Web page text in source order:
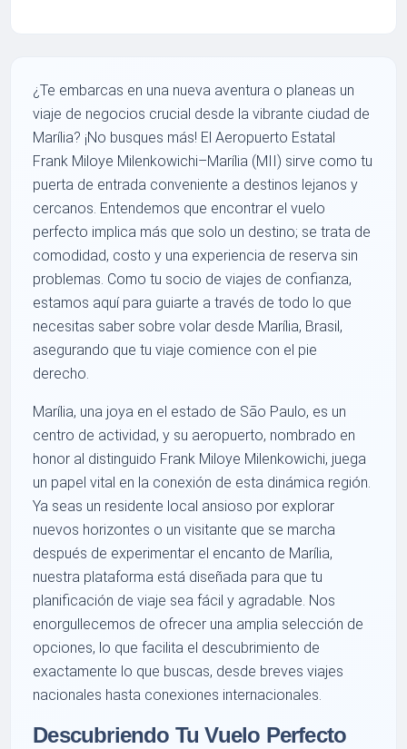
¿Te embarcas en una nueva aventura o planeas un
viaje de negocios crucial desde la vibrante ciudad de
Marília? ¡No busques más! El Aeropuerto Estatal
Frank Miloye Milenkowichi–Marília (MII) sirve como tu
puerta de entrada conveniente a destinos lejanos y
cercanos. Entendemos que encontrar el vuelo
perfecto implica más que solo un destino; se trata de
comodidad, costo y una experiencia de reserva sin
problemas. Como tu socio de viajes de confianza,
estamos aquí para guiarte a través de todo lo que
necesitas saber sobre volar desde Marília, Brasil,
asegurando que tu viaje comience con el pie
derecho.
Marília, una joya en el estado de São Paulo, es un
centro de actividad, y su aeropuerto, nombrado en
honor al distinguido Frank Miloye Milenkowichi, juega
un papel vital en la conexión de esta dinámica región.
Ya seas un residente local ansioso por explorar
nuevos horizontes o un visitante que se marcha
después de experimentar el encanto de Marília,
nuestra plataforma está diseñada para que tu
planificación de viaje sea fácil y agradable. Nos
enorgullecemos de ofrecer una amplia selección de
opciones, lo que facilita el descubrimiento de
exactamente lo que buscas, desde breves viajes
nacionales hasta conexiones internacionales.
Descubriendo Tu Vuelo Perfecto